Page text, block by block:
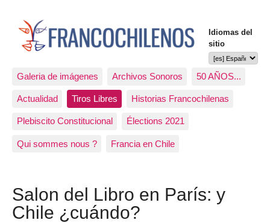
Idiomas del
sitio
Galeria de imágenes Archivos Sonoros 50 AÑOS...
Actualidad Tiros Libres Historias Francochilenas
Plebiscito Constitucional Élections 2021
Qui sommes nous ? Francia en Chile
Salon del Libro en París: y
Chile ¿cuándo?